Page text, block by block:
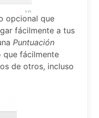
opcional que
fácilmente a tus
Puntuación
que fácilmente
de otros, incluso